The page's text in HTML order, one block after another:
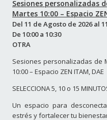
Sesiones personalizadas
Martes 10:00 – Espacio
Del 11 de Agosto de 2026al
De 10:00a 10:30
OTRA
Sesiones personalizadas de
10:00 – Espacio ZEN ITAM, DAE
SELECCIONA 5, 10 o 15
Un espacio para
estrés y fortalecer tu